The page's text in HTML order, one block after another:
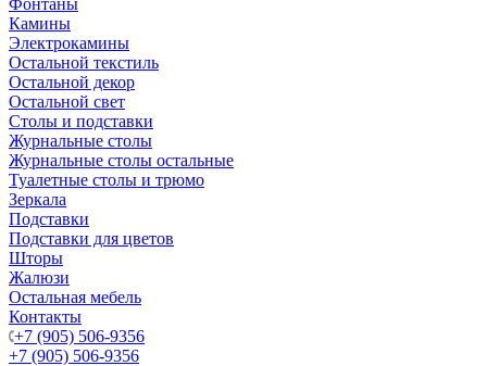
Фонтаны
Камины
Электрокамины
Остальной текстиль
Остальной декор
Остальной свет
Столы и подставки
Журнальные столы
Журнальные столы остальные
Туалетные столы и трюмо
Зеркала
Подставки
Подставки для цветов
Шторы
Жалюзи
Остальная мебель
Контакты
+7 (905) 506-9356
+7 (905) 506-9356